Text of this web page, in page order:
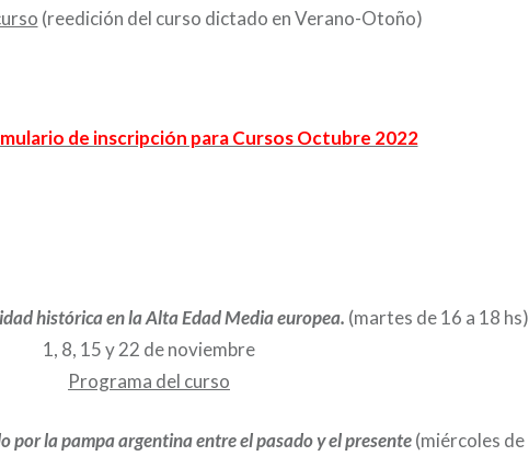
(reedición del curso dictado en Verano-Otoño)
de inscripción para Cursos Octubre 2022
histórica en la Alta Edad Media europea. (martes de 16 a 18 hs)
1, 8, 15 y 22 de noviembre
Programa del curso
por la pampa argentina entre el pasado y el presente (miércoles de